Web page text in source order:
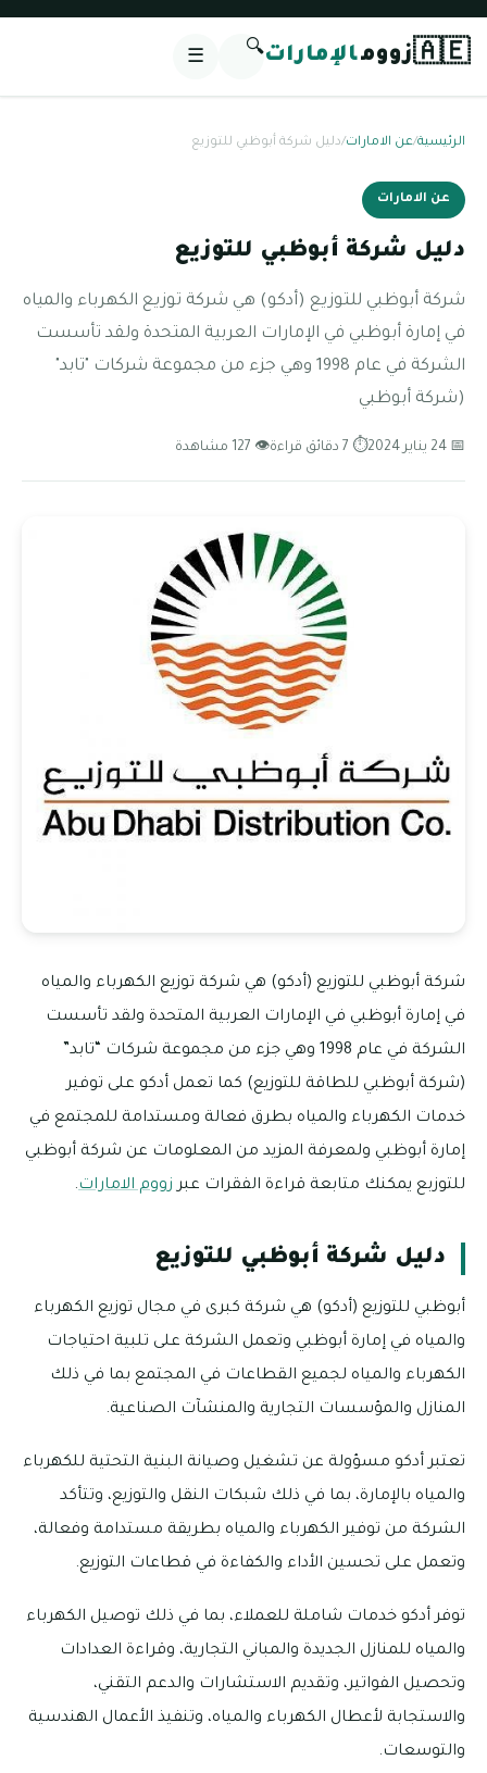
🇦🇪زوومالإمارات🔍
☰
الرئيسية/عن الامارات/دليل شركة أبوظبي للتوزيع
عن الامارات
دليل شركة أبوظبي للتوزيع
شركة أبوظبي للتوزيع (أدكو) هي شركة توزيع الكهرباء والمياه
في إمارة أبوظبي في الإمارات العربية المتحدة ولقد تأسست
الشركة في عام 1998 وهي جزء من مجموعة شركات "تابد"
(شركة أبوظبي
📅 24 يناير 2024 ⏱ 7 دقائق قراءة 👁 127 مشاهدة
شركة أبوظبي للتوزيع (أدكو) هي شركة توزيع الكهرباء والمياه
في إمارة أبوظبي في الإمارات العربية المتحدة ولقد تأسست
الشركة في عام 1998 وهي جزء من مجموعة شركات “تابد”
(شركة أبوظبي للطاقة للتوزيع) كما تعمل أدكو على توفير
خدمات الكهرباء والمياه بطرق فعالة ومستدامة للمجتمع في
إمارة أبوظبي ولمعرفة المزيد من المعلومات عن شركة أبوظبي
للتوزبع يمكنك متابعة قراءة الفقرات عبر زووم الامارات.
دليل شركة أبوظبي للتوزيع
أبوظبي للتوزيع (أدكو) هي شركة كبرى في مجال توزيع الكهرباء
والمياه في إمارة أبوظبي وتعمل الشركة على تلبية احتياجات
الكهرباء والمياه لجميع القطاعات في المجتمع بما في ذلك
المنازل والمؤسسات التجارية والمنشآت الصناعية.
تعتبر أدكو مسؤولة عن تشغيل وصيانة البنية التحتية للكهرباء
والمياه بالإمارة، بما في ذلك شبكات النقل والتوزيع، وتتأكد
الشركة من توفير الكهرباء والمياه بطريقة مستدامة وفعالة،
وتعمل على تحسين الأداء والكفاءة في قطاعات التوزيع.
توفر أدكو خدمات شاملة للعملاء، بما في ذلك توصيل الكهرباء
والمياه للمنازل الجديدة والمباني التجارية، وقراءة العدادات
وتحصيل الفواتير، وتقديم الاستشارات والدعم التقني،
والاستجابة لأعطال الكهرباء والمياه، وتنفيذ الأعمال الهندسية
والتوسعات.